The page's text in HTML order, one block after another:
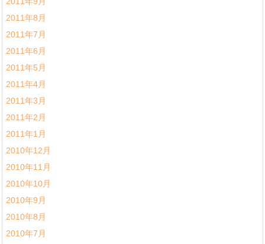
2011年8月
2011年7月
2011年6月
2011年5月
2011年4月
2011年3月
2011年2月
2011年1月
2010年12月
2010年11月
2010年10月
2010年9月
2010年8月
2010年7月